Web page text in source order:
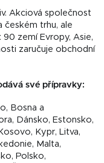
Akciová společnost
českém trhu, ale
zemí Evropy, Asie,
zaručuje obchodní
své přípravky:
Bosna a
Dánsko, Estonsko,
Kypr, Litva,
Malta,
Polsko,